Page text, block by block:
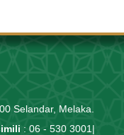
Selandar, Melaka.
: 06 - 530 3001 |